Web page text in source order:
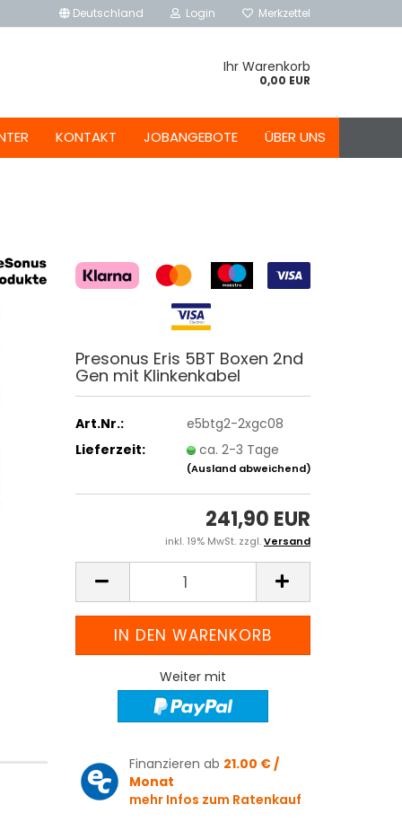
Deutschland Login Merkzettel
Ihr Warenkorb
0,00 EUR
KONTAKT JOBANGEBOTE ÜBER UNS
Presonus Eris 5BT Boxen 2nd
Gen mit Klinkenkabel
Art.Nr.:
e5btg2-2xgc08
Lieferzeit:
ca. 2-3 Tage
(Ausland abweichend)
241,90 EUR
inkl. 19% MwSt. zzgl.Versand
Weiter mit
Finanzieren ab 21.00 € /
Monat
mehr Infos zum Ratenkauf